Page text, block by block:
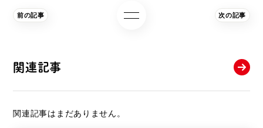
前の記事 次の記事
関連記事
関連記事はまだありません。